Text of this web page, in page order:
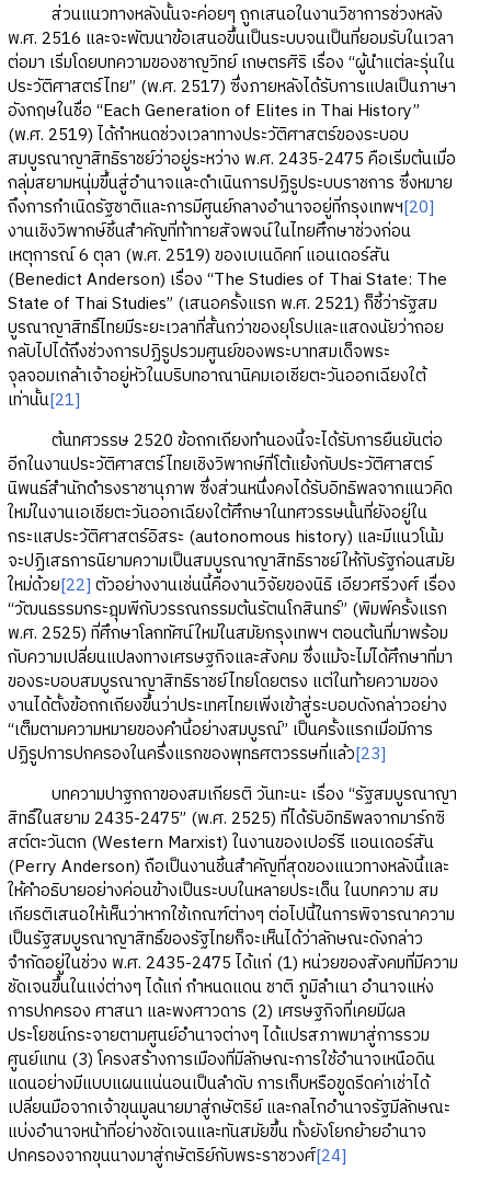
ส่วนแนวทางหลังนั้นจะค่อยๆ ถูกเสนอในงานวิชาการช่วงหลัง
พ.ศ. 2516 และจะพัฒนาข้อเสนอขึ้นเป็นระบบจนเป็นที่ยอมรับในเวลา
ต่อมา เริ่มโดยบทความของชาญวิทย์ เกษตรศิริ เรื่อง “ผู้นำแต่ละรุ่นใน
ประวัติศาสตร์ไทย” (พ.ศ. 2517) ซึ่งภายหลังได้รับการแปลเป็นภาษา
อังกฤษในชื่อ “Each Generation of Elites in Thai History”
(พ.ศ. 2519) ได้กำหนดช่วงเวลาทางประวัติศาสตร์ของระบอบ
สมบูรณาญาสิทธิราชย์ว่าอยู่ระหว่าง พ.ศ. 2435-2475 คือเริ่มต้นเมื่อ
กลุ่มสยามหนุ่มขึ้นสู่อำนาจและดำเนินการปฏิรูประบบราชการ ซึ่งหมาย
ถึงการกำเนิดรัฐชาติและการมีศูนย์กลางอำนาจอยู่ที่กรุงเทพฯ[20]
งานเชิงวิพากษ์ชิ้นสำคัญที่ท้าทายสัจพจน์ในไทยศึกษาช่วงก่อน
เหตุการณ์ 6 ตุลา (พ.ศ. 2519) ของเบเนดิคท์ แอนเดอร์สัน
(Benedict Anderson) เรื่อง “The Studies of Thai State: The
State of Thai Studies” (เสนอครั้งแรก พ.ศ. 2521) ก็ชี้ว่ารัฐสม
บูรณาญาสิทธิ์ไทยมีระยะเวลาที่สั้นกว่าของยุโรปและแสดงนัยว่าถอย
กลับไปได้ถึงช่วงการปฏิรูปรวมศูนย์ของพระบาทสมเด็จพระ
จุลจอมเกล้าเจ้าอยู่หัวในบริบทอาณานิคมเอเชียตะวันออกเฉียงใต้
เท่านั้น[21]
ต้นทศวรรษ 2520 ข้อถกเถียงทำนองนี้จะได้รับการยืนยันต่อ
อีกในงานประวัติศาสตร์ไทยเชิงวิพากษ์ที่โต้แย้งกับประวัติศาสตร์
นิพนธ์สำนักดำรงราชานุภาพ ซึ่งส่วนหนึ่งคงได้รับอิทธิพลจากแนวคิด
ใหม่ในงานเอเชียตะวันออกเฉียงใต้ศึกษาในทศวรรษนั้นที่ยังอยู่ใน
กระแสประวัติศาสตร์อิสระ (autonomous history) และมีแนวโน้ม
จะปฏิเสธการนิยามความเป็นสมบูรณาญาสิทธิราชย์ให้กับรัฐก่อนสมัย
ใหม่ด้วย[22] ตัวอย่างงานเช่นนี้คืองานวิจัยของนิธิ เอียวศรีวงศ์ เรื่อง
“วัฒนธรรมกระฎุมพีกับวรรณกรรมต้นรัตนโกสินทร์” (พิมพ์ครั้งแรก
พ.ศ. 2525) ที่ศึกษาโลกทัศน์ใหม่ในสมัยกรุงเทพฯ ตอนต้นที่มาพร้อม
กับความเปลี่ยนแปลงทางเศรษฐกิจและสังคม ซึ่งแม้จะไม่ได้ศึกษาที่มา
ของระบอบสมบูรณาญาสิทธิราชย์ไทยโดยตรง แต่ในท้ายความของ
งานได้ตั้งข้อถกเถียงขึ้นว่าประเทศไทยเพิ่งเข้าสู่ระบอบดังกล่าวอย่าง
“เต็มตามความหมายของคำนี้อย่างสมบูรณ์” เป็นครั้งแรกเมื่อมีการ
ปฏิรูปการปกครองในครึ่งแรกของพุทธศตวรรษที่แล้ว[23]
บทความปาฐกถาของสมเกียรติ วันทะนะ เรื่อง “รัฐสมบูรณาญา
สิทธิ์ในสยาม 2435-2475” (พ.ศ. 2525) ที่ได้รับอิทธิพลจากมาร์กซิ
สต์ตะวันตก (Western Marxist) ในงานของเปอร์รี แอนเดอร์สัน
(Perry Anderson) ถือเป็นงานชิ้นสำคัญที่สุดของแนวทางหลังนี้และ
ให้คำอธิบายอย่างค่อนข้างเป็นระบบในหลายประเด็น ในบทความ สม
เกียรติเสนอให้เห็นว่าหากใช้เกณฑ์ต่างๆ ต่อไปนี้ในการพิจารณาความ
เป็นรัฐสมบูรณาญาสิทธิ์ของรัฐไทยก็จะเห็นได้ว่าลักษณะดังกล่าว
จำกัดอยู่ในช่วง พ.ศ. 2435-2475 ได้แก่ (1) หน่วยของสังคมที่มีความ
ชัดเจนขึ้นในแง่ต่างๆ ได้แก่ กำหนดแดน ชาติ ภูมิลำเนา อำนาจแห่ง
การปกครอง ศาสนา และพงศาวดาร (2) เศรษฐกิจที่เคยมีผล
ประโยชน์กระจายตามศูนย์อำนาจต่างๆ ได้แปรสภาพมาสู่การรวม
ศูนย์แทน (3) โครงสร้างการเมืองที่มีลักษณะการใช้อำนาจเหนือดิน
แดนอย่างมีแบบแผนแน่นอนเป็นลำดับ การเก็บหรือขูดรีดค่าเช่าได้
เปลี่ยนมือจากเจ้าขุนมูลนายมาสู่กษัตริย์ และกลไกอำนาจรัฐมีลักษณะ
แบ่งอำนาจหน้าที่อย่างชัดเจนและทันสมัยขึ้น ทั้งยังโยกย้ายอำนาจ
ปกครองจากขุนนางมาสู่กษัตริย์กับพระราชวงศ์[24]